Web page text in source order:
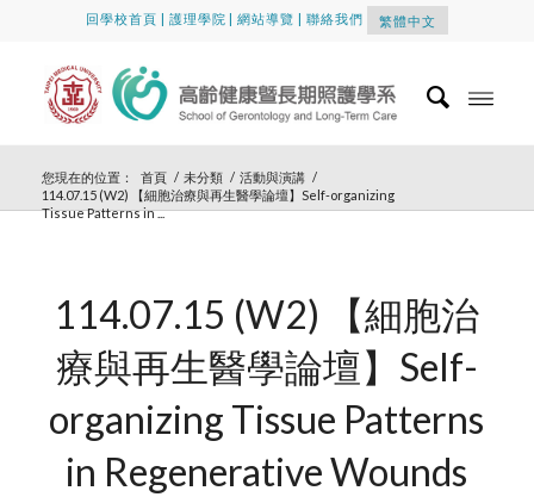
回學校首頁 | 護理學院 |網站導覽 |聯絡我們 繁體中文
您現在的位置： 首頁 / 未分類 / 活動與演講 /
114.07.15 (W2) 【細胞治療與再生醫學論壇】Self-organizing
Tissue Patterns in ...
114.07.15 (W2) 【細胞治
療與再生醫學論壇】Self-
organizing Tissue Patterns
in Regenerative Wounds